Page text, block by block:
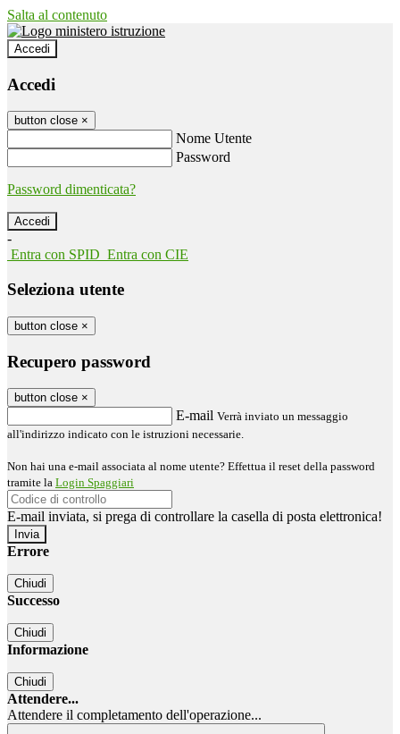
Salta al contenuto
Accedi
Accedi
button close ×
Nome Utente
Password
Password dimenticata?
-
Entra con SPID Entra con CIE
Seleziona utente
button close ×
Recupero password
button close ×
E-mail Verrà inviato un messaggio
all'indirizzo indicato con le istruzioni necessarie.
Non hai una e-mail associata al nome utente? Effettua il reset della password
tramite la Login Spaggiari
E-mail inviata, si prega di controllare la casella di posta elettronica!
Errore
Chiudi
Successo
Chiudi
Informazione
Chiudi
Attendere...
Attendere il completamento dell'operazione...